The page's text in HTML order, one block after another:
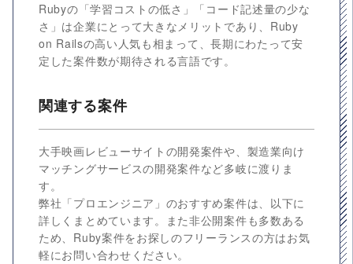
Rubyの「学習コストの低さ」「コード記述量の少な
さ」は企業にとって大きなメリットであり、Ruby
on Railsの高い人気も相まって、長期にわたって安
定した案件数が期待される言語です。
関連する案件
大手映画レビューサイトの開発案件や、製造業向け
マッチングサービスの開発案件など多岐に渡りま
す。
弊社「プロエンジニア」のおすすめ案件は、以下に
詳しくまとめています。また非公開案件も多数ある
ため、Ruby案件をお探しのフリーランスの方はお気
軽にお問い合わせください。